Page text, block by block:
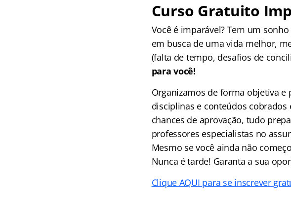
Curso Gratuito
Você é imparável? Tem um
em busca de uma vida melhor,
(falta de tempo, desafios de
para você!
Organizamos de forma objetiva
disciplinas e conteúdos
chances de aprovação, tudo
professores especialistas no
Mesmo se você ainda não
Nunca é tarde! Garanta a sua
Clique AQUI para se inscrever